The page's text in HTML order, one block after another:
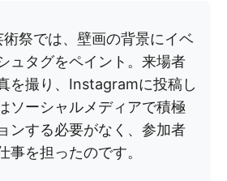
術祭では、壁画の背景にイベ
ュタグをペイント。来場者
を撮り、Instagramに投稿し
ソーシャルメディアで積極
ンする必要がなく、参加者
事を担ったのです。